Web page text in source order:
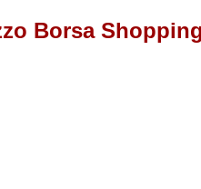
Borsa